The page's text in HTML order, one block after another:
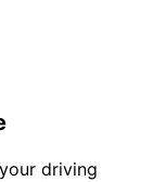
driving